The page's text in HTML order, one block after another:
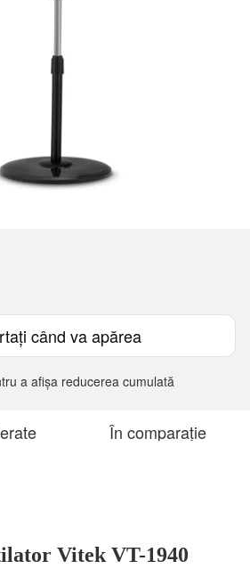
când va apărea
a afișa reducerea cumulată
În comparație
Vitek VT-1940